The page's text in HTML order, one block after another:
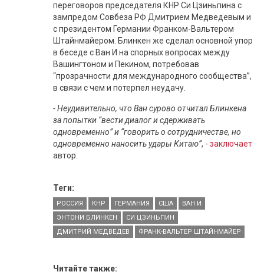
переговоров председателя КНР Си Цзиньпина с
зампредом Совбеза РФ Дмитрием Медведевым и
с президентом Германии Франком-Вальтером
Штайнмайером. Блинкен же сделал основной упор
в беседе с Ван И на спорных вопросах между
Вашингтоном и Пекином, потребовав
“прозрачности для международного сообщества”,
в связи с чем и потерпел неудачу.
- Неудивительно, что Ван сурово отчитал Блинкена
за попытки “вести диалог и сдерживать
одновременно” и “говорить о сотрудничестве, но
одновременно наносить удары Китаю”, - заключает
автор.
Теги:
РОССИЯ КНР ГЕРМАНИЯ США
ВАН И
ЭНТОНИ БЛИНКЕН
СИ ЦЗИНЬПИН
ДМИТРИЙ МЕДВЕДЕВ
ФРАНК-ВАЛЬТЕР ШТАЙНМАЙЕР
Читайте также: